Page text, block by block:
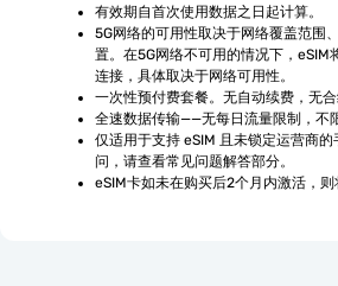
有效期自首次使用数据之日起计算。
5G网络的可用性取决于网络覆盖范围
置。在5G网络不可用的情况下，eSIM
连接，具体取决于网络可用性。
一次性预付费套餐。无自动续费，无合
全速数据传输——无每日流量限制，不
仅适用于支持 eSIM 且未锁定运营商
问，请查看常见问题解答部分。
eSIM卡如未在购买后2个月内激活，则